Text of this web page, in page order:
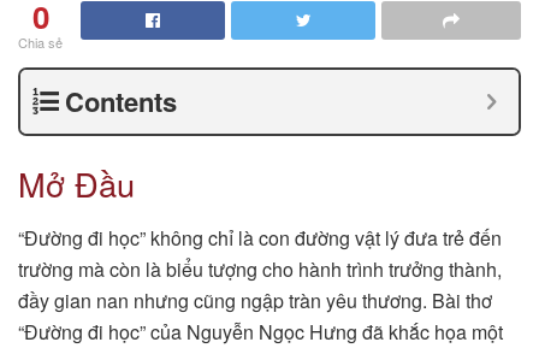
0
Chia sẻ
Contents
Mở Đầu
“Đường đi học” không chỉ là con đường vật lý đưa trẻ đến
trường mà còn là biểu tượng cho hành trình trưởng thành,
đầy gian nan nhưng cũng ngập tràn yêu thương. Bài thơ
“Đường đi học” của Nguyễn Ngọc Hưng đã khắc họa một